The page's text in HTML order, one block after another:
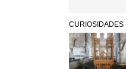
CURIOSIDADES